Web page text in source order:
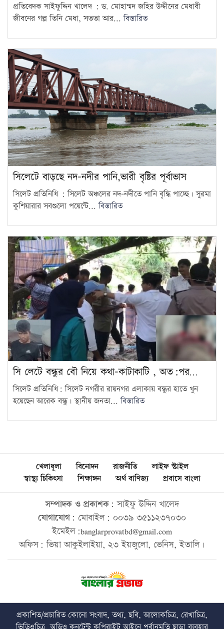
প্রতিবেদক সাইফুদ্দিন খালেদ : ড. মোহাম্মদ জহির উদ্দীনের মেধাবী
জীবনের গল্প তিনি মেধা, সততা আর...বিস্তারিত
সিলেটে বাড়ছে নদ-নদীর পানি,ভারী বৃষ্টির পূর্বাভাস
সিলেট প্রতিনিধি : সিলেট অঞ্চলের নদ-নদীতে পানি বৃদ্ধি পাচ্ছে। সুরমা
কুশিয়ারার সবগুলো পয়েন্টে...বিস্তারিত
সি লেটে বন্ধুর বৌ নিয়ে কথা-কাটাকাটি , অত:পর…
সিলেট প্রতিনিধি: সিলেট নগরীর রায়নগর এলাকায় বন্ধুর হাতে খুন
হয়েছেন আরেক বন্ধু। স্থানীয় জনতা...বিস্তারিত
খেলাধুলা বিনোদন রাজনীতি
লাইফ স্টাইল
স্বাস্থ্য চিকিৎসা
শিক্ষাঙ্গন অর্থ বাণিজ্য প্রবাসে বাংলা
সম্পাদক ও প্রকাশক: সাইফু উদ্দিন খালেদ
যোগাযোগ: মোবাইল: ০০৩৯ ৩৫১১২৩৭০৩০
ইমেইল:banglarprovatbd@gmail.com
অফিস: ভিয়া আকুইলাইয়া, ২৩ ইয়জুলো, ভেনিস, ইতালি।
প্রকাশিত/প্রচারিত কোনো সংবাদ, তথ্য, ছবি, আলোকচিত্র, রেখাচিত্র,